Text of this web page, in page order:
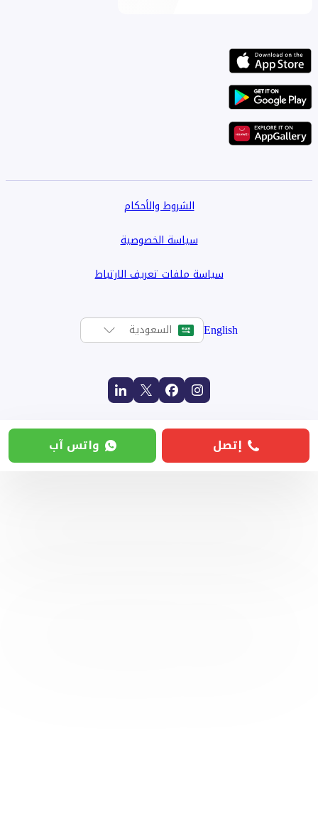
الشروط والأحكام
سياسة الخصوصية
سياسة ملفات تعريف الارتباط
English السعودية
إتصل واتس آب